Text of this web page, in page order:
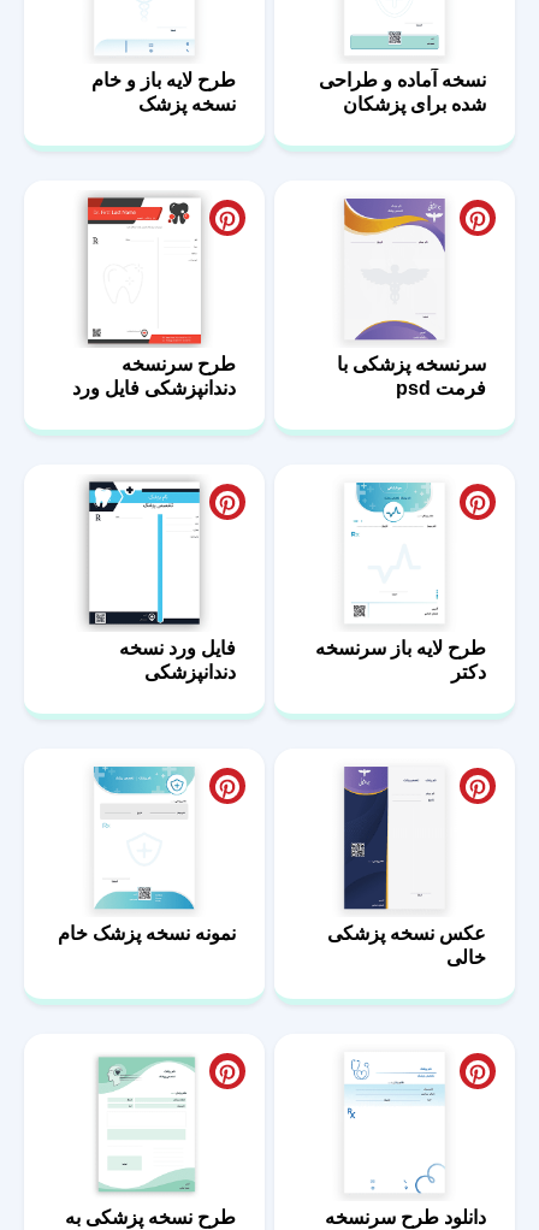
نسخه آماده و طراحی
شده برای پزشکان
طرح لایه باز و خام
نسخه پزشک
سرنسخه پزشکی با
فرمت psd
طرح سرنسخه
دندانپزشکی فایل ورد
طرح لایه باز سرنسخه
دکتر
فایل ورد نسخه
دندانپزشکی
عکس نسخه پزشکی
خالی
نمونه نسخه پزشک خام
دانلود طرح سرنسخه
طرح نسخه پزشکی به